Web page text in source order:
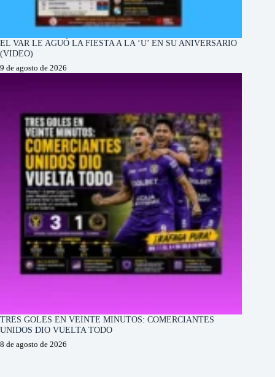
EL VAR LE AGUÓ LA FIESTA A LA ‘U’ EN SU ANIVERSARIO
(VIDEO)
9 de agosto de 2026
TRES GOLES EN VEINTE MINUTOS: COMERCIANTES
UNIDOS DIO VUELTA TODO
8 de agosto de 2026